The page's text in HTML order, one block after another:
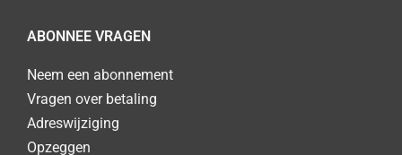
ABONNEE VRAGEN
Neem een abonnement
Vragen over betaling
Adreswijziging
Opzeggen